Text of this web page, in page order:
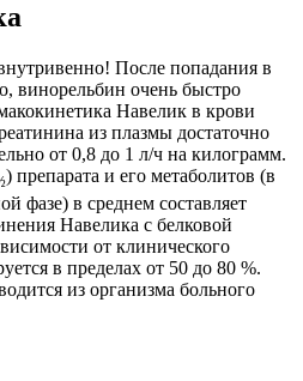
После попадания в
винорельбин очень быстро
Навелик в крови
из плазмы достаточно
от 0,8 до 1 л/ч на килограмм.
) препарата и его метаболитов (в
фазе) в среднем составляет
Навелика с белковой
от клинического
в пределах от 50 до 80 %.
из организма больного